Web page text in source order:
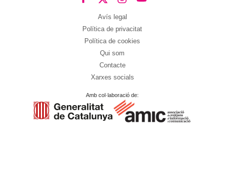
Avís legal
Política de privacitat
Política de cookies
Qui som
Contacte
Xarxes socials
Amb col·laboració de: